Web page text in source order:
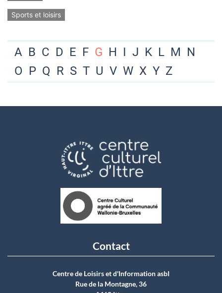
Sports et loisirs
A B C D E F G H I J K L M N
O P Q R S T U V W X Y Z
Contact
Centre de Loisirs et d'Information asbI
Rue de la Montagne, 36